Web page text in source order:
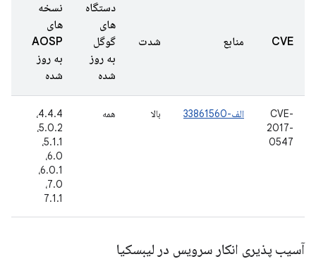
CVE منابع شدت
دستگاه
های
گوگل
به روز
شده
نسخه
های
AOSP
به روز
شده
CVE-
2017-
0547
الف-33861560 بالا همه
4.4.4،
5.0.2،
5.1.1،
6.0،
6.0.1،
7.0،
7.1.1
آسیب پذیری انکار سرویس در لیبسکیا